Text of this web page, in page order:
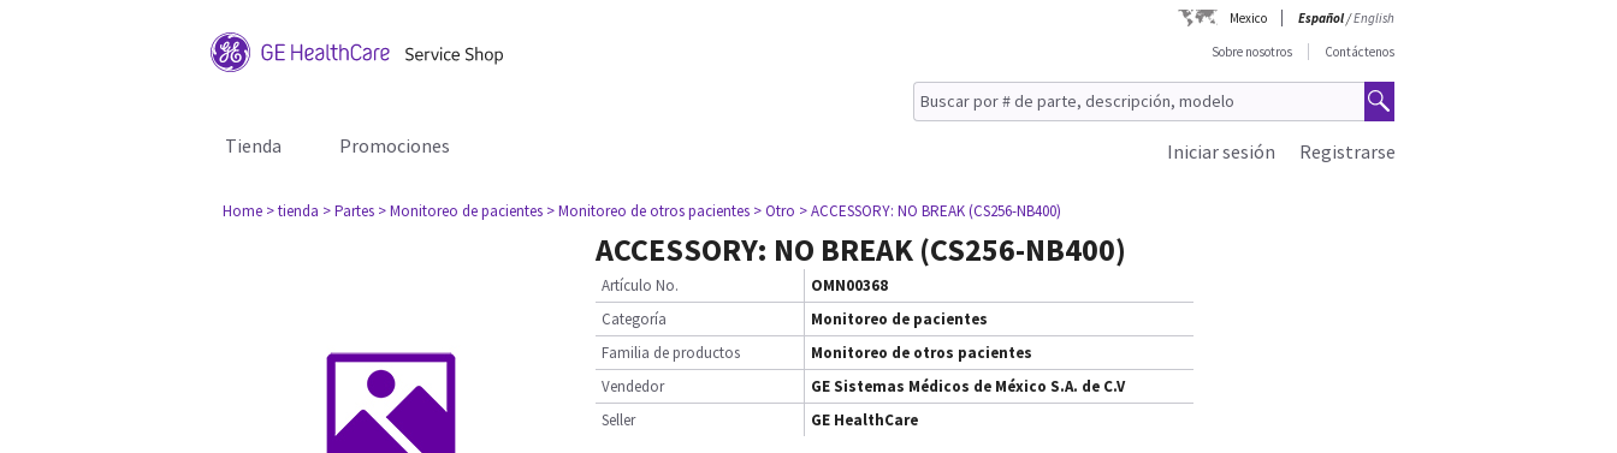
Mexico Español/English
Sobre nosotros
Contáctenos
Tienda Promociones Registrarse
Iniciar sesión
Home > tienda > Partes > Monitoreo de pacientes > Monitoreo de otros pacientes > Otro > ACCESSORY: NO BREAK (CS256-NB400)
ACCESSORY: NO BREAK (CS256-NB400)
Artículo No.
OMN00368
Categoría
Monitoreo de pacientes
Familia de productos
Monitoreo de otros pacientes
Vendedor
GE Sistemas Médicos de México S.A. de C.V
Seller
GE HealthCare